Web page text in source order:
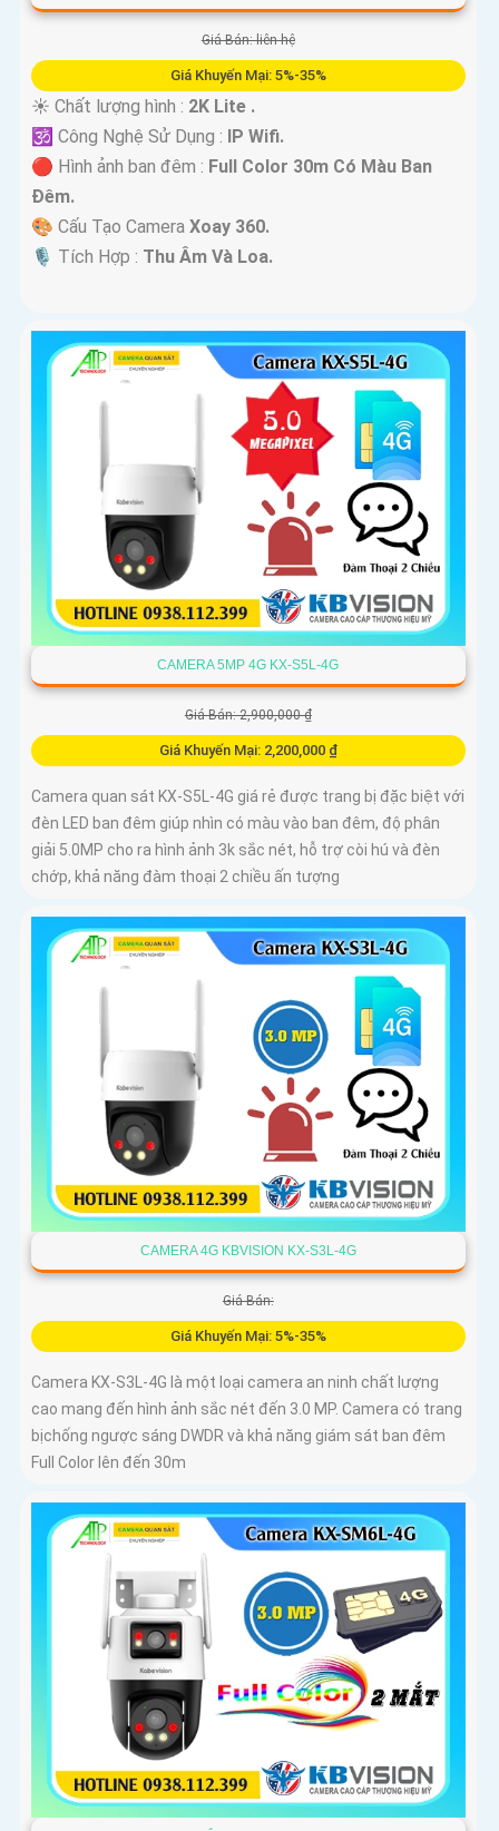
Giá Bán: liên hệ
Giá Khuyến Mại: 5%-35%
☀️ Chất lượng hình : 2K Lite .
🕉️ Công Nghệ Sử Dụng : IP Wifi.
🔴 Hình ảnh ban đêm : Full Color 30m Có Màu Ban
Ðêm.
🎨 Cấu Tạo Camera Xoay 360.
️🎙 Tích Hợp : Thu Âm Và Loa.
CAMERA 5MP 4G KX-S5L-4G
Giá Bán: 2,900,000 ₫
Giá Khuyến Mại: 2,200,000 ₫
Camera quan sát KX-S5L-4G giá rẻ được trang bị đặc biệt với
đèn LED ban đêm giúp nhìn có màu vào ban đêm, độ phân
giải 5.0MP cho ra hình ảnh 3k sắc nét, hỗ trợ còi hú và đèn
chớp, khả năng đàm thoại 2 chiều ấn tượng
CAMERA 4G KBVISION KX-S3L-4G
Giá Bán:
Giá Khuyến Mại: 5%-35%
Camera KX-S3L-4G là một loại camera an ninh chất lượng
cao mang đến hình ảnh sắc nét đến 3.0 MP. Camera có trang
bịchống ngược sáng DWDR và khả năng giám sát ban đêm
Full Color lên đến 30m